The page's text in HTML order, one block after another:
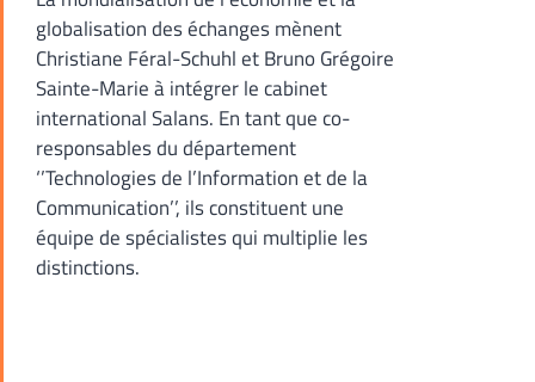
globalisation des échanges mènent
Christiane Féral-Schuhl et Bruno Grégoire
Sainte-Marie à intégrer le cabinet
international Salans. En tant que co-
responsables du département
‘’Technologies de l’Information et de la
Communication’’, ils constituent une
équipe de spécialistes qui multiplie les
distinctions.